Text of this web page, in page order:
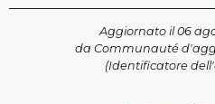
Aggiornato il 06
da Communauté
(Identificatore